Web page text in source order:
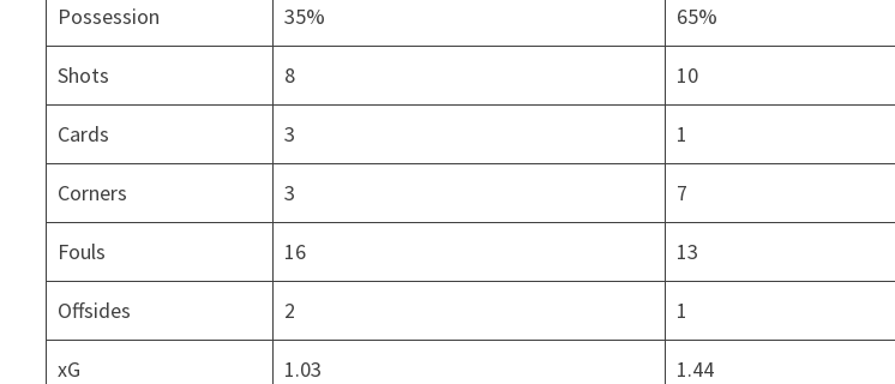
Possession 35% 65%
Shots 8 10
Cards 3 1
Corners 3 7
Fouls 16 13
Offsides 2 1
xG 1.03 1.44